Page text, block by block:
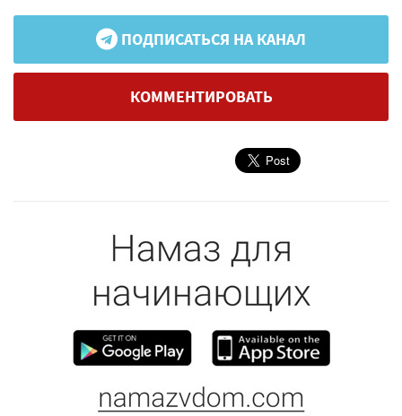
ПОДПИСАТЬСЯ НА КАНАЛ
КОММЕНТИРОВАТЬ